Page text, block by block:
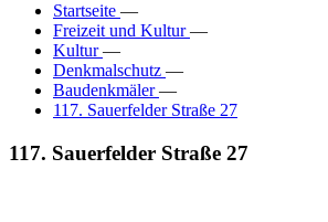
Startseite —
Freizeit und Kultur—
Kultur—
Denkmalschutz —
Baudenkmäler—
117. Sauerfelder Straße 27
117. Sauerfelder Straße 27